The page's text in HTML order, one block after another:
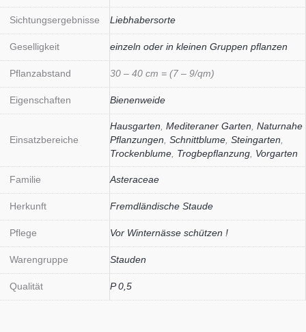
Sichtungsergebnisse Liebhabersorte
Geselligkeit einzeln oder in kleinen Gruppen pflanzen
Pflanzabstand 30 – 40 cm = (7 – 9/qm)
Eigenschaften Bienenweide
Einsatzbereiche
Hausgarten Mediteraner Garten Naturnahe
Pflanzungen Schnittblume Steingarten
Trockenblume Trogbepflanzung Vorgarten
Familie Asteraceae
Herkunft Fremdländische Staude
Pflege Vor Winternässe schützen !
Warengruppe Stauden
Qualität P 0,5